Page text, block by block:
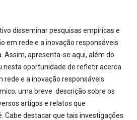
disseminar pesquisas empíricas e
em rede e a inovação responsáveis
Assim, apresenta-se aqui, além do
nesta oportunidade de refletir acerca
rede e a inovação responsáveis
uma breve descrição sobre os
artigos e relatos que
Cabe destacar que tais investigações